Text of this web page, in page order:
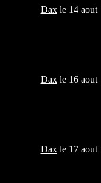
Daxle 14 aout
Daxle 16 aout
Daxle 17 aout